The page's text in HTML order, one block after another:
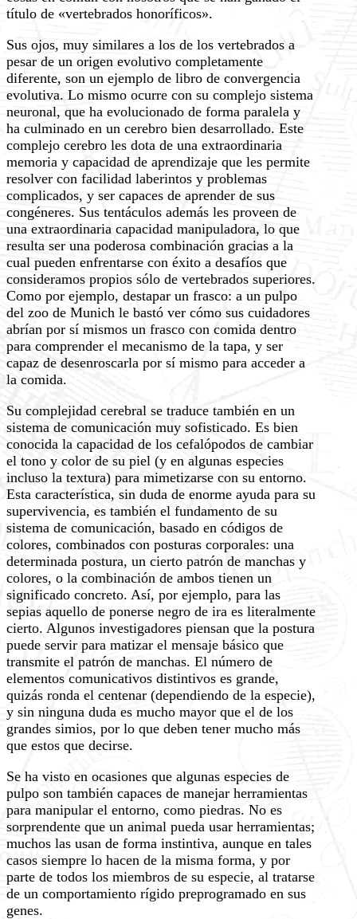
título de «vertebrados honoríficos».
Sus ojos, muy similares a los de los vertebrados a
pesar de un origen evolutivo completamente
diferente, son un ejemplo de libro de convergencia
evolutiva. Lo mismo ocurre con su complejo sistema
neuronal, que ha evolucionado de forma paralela y
ha culminado en un cerebro bien desarrollado. Este
complejo cerebro les dota de una extraordinaria
memoria y capacidad de aprendizaje que les permite
resolver con facilidad laberintos y problemas
complicados, y ser capaces de aprender de sus
congéneres. Sus tentáculos además les proveen de
una extraordinaria capacidad manipuladora, lo que
resulta ser una poderosa combinación gracias a la
cual pueden enfrentarse con éxito a desafíos que
consideramos propios sólo de vertebrados superiores.
Como por ejemplo, destapar un frasco: a un pulpo
del zoo de Munich le bastó ver cómo sus cuidadores
abrían por sí mismos un frasco con comida dentro
para comprender el mecanismo de la tapa, y ser
capaz de desenroscarla por sí mismo para acceder a
la comida.
Su complejidad cerebral se traduce también en un
sistema de comunicación muy sofisticado. Es bien
conocida la capacidad de los cefalópodos de cambiar
el tono y color de su piel (y en algunas especies
incluso la textura) para mimetizarse con su entorno.
Esta característica, sin duda de enorme ayuda para su
supervivencia, es también el fundamento de su
sistema de comunicación, basado en códigos de
colores, combinados con posturas corporales: una
determinada postura, un cierto patrón de manchas y
colores, o la combinación de ambos tienen un
significado concreto. Así, por ejemplo, para las
sepias aquello de ponerse negro de ira es literalmente
cierto. Algunos investigadores piensan que la postura
puede servir para matizar el mensaje básico que
transmite el patrón de manchas. El número de
elementos comunicativos distintivos es grande,
quizás ronda el centenar (dependiendo de la especie),
y sin ninguna duda es mucho mayor que el de los
grandes simios, por lo que deben tener mucho más
que estos que decirse.
Se ha visto en ocasiones que algunas especies de
pulpo son también capaces de manejar herramientas
para manipular el entorno, como piedras. No es
sorprendente que un animal pueda usar herramientas;
muchos las usan de forma instintiva, aunque en tales
casos siempre lo hacen de la misma forma, y por
parte de todos los miembros de su especie, al tratarse
de un comportamiento rígido preprogramado en sus
genes.